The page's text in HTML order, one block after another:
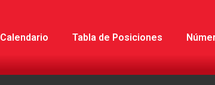
Calendario Tabla de Posiciones